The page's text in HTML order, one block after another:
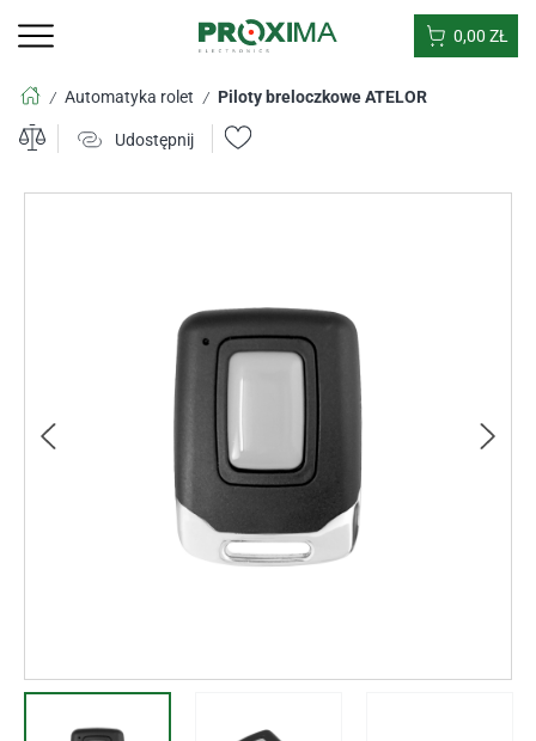
0,00 ZŁ
/ Automatyka rolet / Piloty breloczkowe ATELOR
Udostępnij